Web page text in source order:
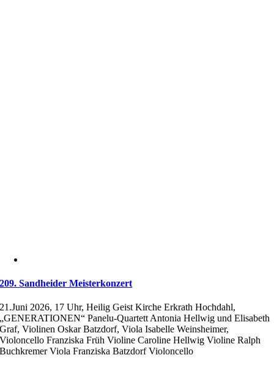
209. Sandheider Meisterkonzert
21.Juni 2026, 17 Uhr, Heilig Geist Kirche Erkrath Hochdahl,
„GENERATIONEN“ Panelu-Quartett Antonia Hellwig und Elisabeth
Graf, Violinen Oskar Batzdorf, Viola Isabelle Weinsheimer,
Violoncello Franziska Früh Violine Caroline Hellwig Violine Ralph
Buchkremer Viola Franziska Batzdorf Violoncello